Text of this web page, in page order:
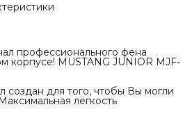
профессионального фена
корпусе! MUSTANG JUNIOR MJF-
создан для того, чтобы Вы могли
лёгкость